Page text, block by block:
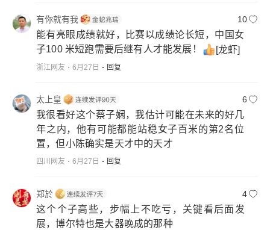
有你就有我 10
能有亮眼成绩就好，比赛以成绩论长短，中国女
子100 米短跑需要后继有人才能发展！
[龙虾]
浙江网友 6月27日 回复
太上皇 6
我很看好这个蔡子娴，我估计可能在未来的好几
年之内，他有可能都能站稳女子百米的第2名位
置，但小陈确实是天才中的天才
四川网友 6月27日 回复
郑於 4
这个个子高些，步幅上不吃亏，关键看后面发
展，博尔特也是大器晚成的那种